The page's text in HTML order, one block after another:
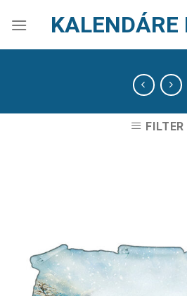
KALENDÁRE
FILTER